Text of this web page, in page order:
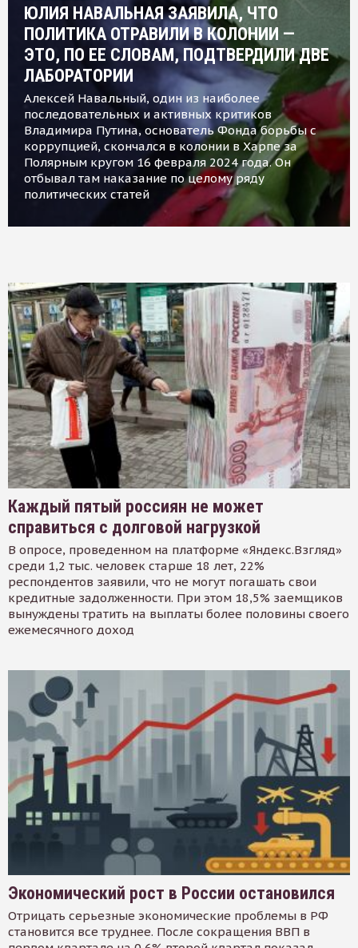
ЮЛИЯ НАВАЛЬНАЯ ЗАЯВИЛА, ЧТО
ПОЛИТИКА ОТРАВИЛИ В КОЛОНИИ —
ЭТО, ПО ЕЕ СЛОВАМ, ПОДТВЕРДИЛИ ДВЕ
ЛАБОРАТОРИИ
Алексей Навальный, один из наиболее
последовательных и активных критиков
Владимира Путина, основатель Фонда борьбы с
коррупцией, скончался в колонии в Харпе за
Полярным кругом 16 февраля 2024 года. Он
отбывал там наказание по целому ряду
политических статей
Каждый пятый россиян не может
справиться с долговой нагрузкой
В опросе, проведенном на платформе «Яндекс.Взгляд»
среди 1,2 тыс. человек старше 18 лет, 22%
респондентов заявили, что не могут погашать свои
кредитные задолженности. При этом 18,5% заемщиков
вынуждены тратить на выплаты более половины своего
ежемесячного доход
Экономический рост в России остановился
Отрицать серьезные экономические проблемы в РФ
становится все труднее. После сокращения ВВП в